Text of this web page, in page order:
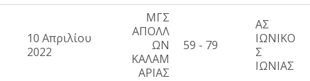
10 Απριλίου
2022
ΜΓΣ
ΑΠΟΛΛ
ΩΝ
ΚΑΛΑΜ
ΑΡΙΑΣ
59 - 79
ΑΣ
ΙΩΝΙΚΟ
Σ
ΙΩΝΙΑΣ